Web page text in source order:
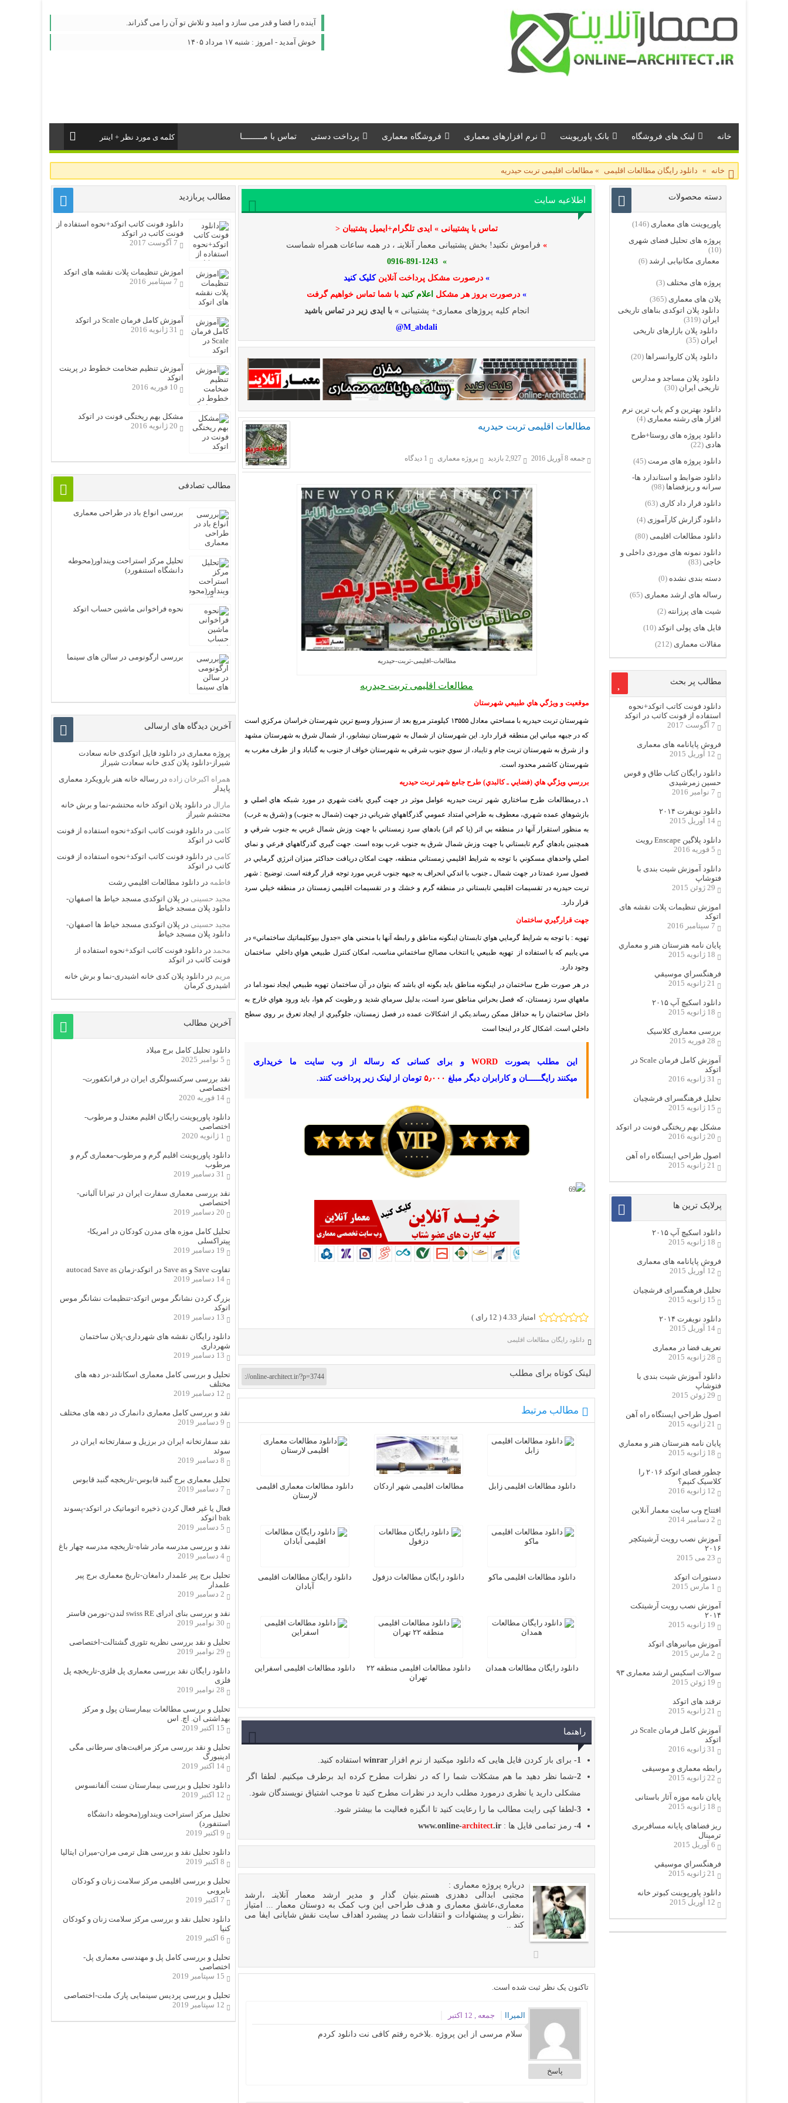
آینده را قضا و قدر می سازد و امید و تلاش تو آن را می گذراند.
خوش آمدید - امروز : شنبه ۱۷ مرداد ۱۴۰۵
خانه لینک های فروشگاه بانک پاورپوینت نرم افزارهای معماری فروشگاه معماری پرداخت دستی تماس با مـــــــــا
خانه » دانلود رایگان مطالعات اقلیمی » مطالعات اقلیمی تربت حيدريه
اطلاعیه سایت
تماس با پشتیبانی » ایدی تلگرام+ایمیل پشتیبان <
» فراموش نکنید! بخش پشتیبانی معمار آنلاینـ ، در همه ساعات همراه شماست
» 0916-891-1243
»درصورت مشکل پرداخت آنلاینکلیک کنید
»درصورت بروز هر مشکل اعلام کنیدبا شما تماس خواهیم گرفت
انجام کلیه پروژهای معماری+ پشتیبانی» با ایدی زیر در تماس باشید
M_abdali@
مطالعات اقلیمی تربت حيدريه
جمعه 8 آوریل 2016 2,927 بازدید پروژه معماری 1 دیدگاه
مطالعات-اقلیمی-تربت-حیدریه
مطالعات اقلیمی تربت حيدريه
موقعيت و ويژگي هاي طبيعي شهرستان
شهرستان تربت حيدريه با مساحتي معادل ۱۳۵۵۵ كيلومتر مربع بعد از سبزوار وسيع ترين شهرستان خراسان مركزي است
كه در جبهه مياني اين منطقه قرار دارد. اين شهرستان از شمال به شهرستان نيشابور، از شمال شرق به شهرستان مشهد
و از شرق به شهرستان تربت جام و تايباد، از سوي جنوب شرقي به شهرستان خواف از جنوب به گناباد و از طرف مغرب به
شهرستان كاشمر محدود است.
بررسي ويژگي هاي (فضايي ـ كالبدي) طرح جامع شهر تربت حيدريه
۱ـ درمطالعات طرح ساختاري شهر تربت حيدريه عوامل موثر در جهت گيري بافت شهري در مورد شبكه هاي اصلي و
بازشوهاي عمده شهري، معطوف به طراحي امتداد عمومي گذرگاههاي شرياني دز جهت (شمال به جنوب) و (شرق به غرب)
به منظور استقرار آنها در منطقه بي اثر (يا كم اثر) بادهاي سرد زمستاني با جهت وزش شمال غربي به جنوب شرقي و
همچنين بادهاي گرم تابستاني با جهت وزش شمال شرق به جنوب غرب بوده است. جهت گيري گذرگاههاي فرعي و نماي
اصلي واحدهاي مسكوني با توجه به شرايط اقليمي زمستاني منطقه، جهت امكان دريافت حداكثر ميزان انرژي گرمايي در
فصول سرد عمدتا در جهت شمال ـ جنوب با اندكي انحراف به جبهه جنوب غربي مورد توجه قرار گرفته است. توضيح : شهر
تربت حيدريه در تقسيمات اقليمي تابستاني در منطقه گرم و خشك و در تقسيمات اقليمي زمستان در منطقه خيلي سرد
قرار دارد.
جهت قرارگيري ساختمان
تهويه : با توجه به شرايط گرمايي هواي تابستان اينگونه مناطق و رابطه آنها با منحني هاي «جدول بيوكليماتيك ساختماني» در
مي يابيم كه با استفاده از تهويه طبيعي يا انتخاب مصالح ساختماني مناسب، امكان كنترل طبيعي هواي داخلي ساختمان
وجود دارد.
در هر صورت طرح ساختمان در اينگونه مناطق بايد بگونه اي باشد كه بتوان در آن ساختمان تهويه طبيعي ايجاد نمود. اما در
ماههاي سرد زمستان، كه فصل بحراني مناطق سرد است، بدليل سرماي شديد و رطوبت كم هوا، بايد ورود هواي خارج به
داخل ساختمان را به حداقل ممكن رساند.يكي از اشكالات عمده در فصل زمستان، جلوگيري از ايجاد تعرق بر روي سطح
داخلي است. اشكال كار در اينجا است
این مطلب بصورتWORD
و برای کسانی که رساله از وب سایت ما خریداری
میکنند رایگــــــان و کارابران دیگر مبلغ ۵٫۰۰۰تومان از لینک زیر پرداخت کنند.
امتیاز 4.33 ( 12 رای )
دانلود رایگان مطالعات اقلیمی
لینک کوتاه برای مطلب
مطالب مرتبط
دانلود مطالعات اقلیمی زابل مطالعات اقلیمی شهر اردکان
دانلود مطالعات معماری اقلیمی
لارستان
دانلود مطالعات اقلیمی ماکو دانلود رایگان مطالعات دزفول
دانلود رایگان مطالعات اقلیمی
آبادان
دانلود رایگان مطالعات همدان
دانلود مطالعات اقلیمی منطقه ۲۲
تهران
دانلود مطالعات اقلیمی اسفراين
راهنما
1- برای باز کردن فایل هایی که دانلود میکنید از نرم افزار winrarاستفاده کنید.
2- شما نظر دهید ما هم مشکلات شما را که در نظرات مطرح کرده اید برطرف میکنیم. لطفا اگر
مشکلی دارید یا نظری درمورد مطلب دارید در نظرات مطرح کنید تا موجب اشتیاق نویسندگان شود.
3- لطفا کپی رایت مطالب ما را رعایت کنید تا انگیزه فعالیت ما بیشتر شود.
4- رمز تمامی فایل ها : www.online-architect.ir
درباره پروژه معماری :
مجتبی ابدالی دهدزی هستم.بنیان گذار و مدیر ارشد معمار آنلاینـ ،ارشد
معماری،عاشق معماری و هدف طراحی این وب کمک به دوستان معمار ... امتیاز
،نظرات و پیشنهادات و انتقادات شما در پیشبرد اهداف سایت نقش شایانی ایفا می
کند ..
تاکنون یک نظر ثبت شده است.
پاسخ
المیراا جمعه , 12 اکتبر
سلام مرسی از این پروژه .بلاخره رفتم کافی نت دانلود کردم
دسته محصولات
پاورپوینت های معماری (146)
پروژه های تحلیل فضای شهری
(10)
معماری مکانیابی ارشد (6)
پروژه های مختلف (3)
پلان های معماری (365)
دانلود پلان اتوکدی بناهای تاریخی
ایران (319)
دانلود پلان بازارهای تاریخی
ایران (35)
دانلود پلان کاروانسراها (20)
دانلود پلان مساجد و مدارس
تاریخی ایران (30)
دانلود بهترین و کم یاب ترین نرم
افزار های رشته معماری (4)
دانلود پروژه های روستا+طرح
هادی (22)
دانلود پروژه های مرمت (45)
دانلود ضوابط و استاندارد ها-
سرانه و ریزفضاها (98)
دانلود قرار داد کاری (63)
دانلود گزارش کارآموزی (4)
دانلود مطالعات اقلیمی (80)
دانلود نمونه های موردی داخلی و
خاجی (83)
دسته بندی نشده (0)
رساله های ارشد معماری (65)
شیت های پرزانته (2)
فایل های پولی اتوکد (10)
مقالات معماری (212)
مطالب پر بحث
دانلود فونت کاتب اتوکد+نحوه
استفاده از فونت کاتب در اتوکد
7 آگوست 2017
فروش پایانامه های معماری
12 آوریل 2015
دانلود رایگان کتاب طاق و قوس
حسین زمرشیدی
7 نوامبر 2016
دانلود نویفرت ۲۰۱۴
14 آوریل 2015
دانلود پلاگین Enscape رویت
5 فوریه 2016
دانلود آموزش شیت بندی با
فتوشاپ
29 ژوئن 2015
اموزش تنظیمات پلات نقشه های
اتوکد
7 سپتامبر 2016
پایان نامه هنرستان هنر و معماري
18 ژانویه 2015
فرهنگسراي موسيقي
21 ژانویه 2015
دانلود اسکیچ آپ ۲۰۱۵
18 ژانویه 2015
بررسی معماری کلاسیک
28 فوریه 2015
آموزش کامل فرمان Scale در
اتوکد
31 ژانویه 2016
تحلیل فرهنگسرای فرشچیان
15 ژانویه 2015
مشکل بهم ریختگی فونت در اتوکد
20 ژانویه 2016
اصول طراحي ایستگاه راه آهن
21 ژانویه 2015
پرلایک ترین ها
دانلود اسکیچ آپ ۲۰۱۵
18 ژانویه 2015
فروش پایانامه های معماری
12 آوریل 2015
تحلیل فرهنگسرای فرشچیان
15 ژانویه 2015
دانلود نویفرت ۲۰۱۴
14 آوریل 2015
تعریف فضا در معماری
28 ژانویه 2015
دانلود آموزش شیت بندی با
فتوشاپ
29 ژوئن 2015
اصول طراحي ایستگاه راه آهن
21 ژانویه 2015
پایان نامه هنرستان هنر و معماري
18 ژانویه 2015
چطور فضای اتوکد ۲۰۱۶ را
کلاسیک کنیم؟
12 ژانویه 2016
افتتاح وب سایت معمار آنلاین
2 دسامبر 2014
آموزش نصب رویت آرشیتکچر
۲۰۱۶
23 می 2015
دستورات اتوکد
1 مارس 2015
آموزش نصب رویت آرشیتکت
۲۰۱۴
19 ژانویه 2015
آموزش میانبرهای اتوکد
2 مارس 2015
سوالات اسکیس ارشد معماری ۹۳
19 ژوئن 2015
ترفند های اتوکد
21 ژانویه 2015
آموزش کامل فرمان Scale در
اتوکد
31 ژانویه 2016
رابطه معماری و موسیقی
22 ژانویه 2015
پایان نامه موزه آثار باستانی
18 ژانویه 2015
ریز فضاهای پایانه مسافربری
ترمینال
6 آوریل 2015
فرهنگسراي موسيقي
21 ژانویه 2015
دانلود پاورپوینت کبوتر خانه
12 آوریل 2015
مطالب پربازدید
دانلود فونت کاتب اتوکد+نحوه استفاده از
فونت کاتب در اتوکد
7 آگوست 2017
اموزش تنظیمات پلات نقشه های اتوکد
7 سپتامبر 2016
آموزش کامل فرمان Scale در اتوکد
31 ژانویه 2016
آموزش تنظیم ضخامت خطوط در پرینت
اتوکد
10 فوریه 2016
مشکل بهم ریختگی فونت در اتوکد
20 ژانویه 2016
مطالب تصادفی
بررسی انواع باد در طراحی معماری
تحلیل مرکز استراحت وینداور(محوطه
دانشگاه استنفورد)
نحوه فراخوانی ماشین حساب اتوکد
بررسی ارگونومی در سالن های سینما
آخرین دیدگاه های ارسالی
پروژه معماری در دانلود فایل اتوکدی خانه سعادت
شیراز-دانلود پلان کدی خانه سعادت شیراز
همراه اکبرخان زاده دررساله خانه هنر بارویکرد معماری
پایدار
مارال در دانلود پلان اتوکد خانه محتشم-نما و برش خانه
محتشم شیراز
کامی در دانلود فونت کاتب اتوکد+نحوه استفاده از فونت
کاتب در اتوکد
کامی در دانلود فونت کاتب اتوکد+نحوه استفاده از فونت
کاتب در اتوکد
فاطمه در دانلود مطالعات اقليمي رشت
مجید حسینی در پلان اتوکدی مسجد خیاط ها اصفهان-
دانلود پلان مسجد خیاط
مجید حسینی در پلان اتوکدی مسجد خیاط ها اصفهان-
دانلود پلان مسجد خیاط
محمد در دانلود فونت کاتب اتوکد+نحوه استفاده از
فونت کاتب در اتوکد
مریم در دانلود پلان کدی خانه اشیدری-نما و برش خانه
اشیدری کرمان
آخرین مطالب
دانلود تحلیل کامل برج میلاد
5 نوامبر 2025
نقد بررسی سرکنسولگری ایران در فرانکفورت-
اختصاصی
14 فوریه 2020
دانلود پاورپوینت رایگان اقلیم معتدل و مرطوب-
اختصاصی
1 ژانویه 2020
دانلود پاورپوینت اقلیم گرم و مرطوب-معماری گرم و
مرطوب
31 دسامبر 2019
نقد بررسی معماری سفارت ایران در تیرانا آلبانی-
اختصاصی
20 دسامبر 2019
تحلیل کامل موزه های مدرن کودکان در امریکا-
پیتراکسلی
19 دسامبر 2019
تفاوت Save و Save as در اتوکد-زمان autocad Save as
14 دسامبر 2019
بزرگ کردن نشانگر موس اتوکد-تنظیمات نشانگر موس
اتوکد
13 دسامبر 2019
دانلود رایگان نقشه های شهرداری-پلان ساختمان
شهرداری
13 دسامبر 2019
تحلیل و بررسی کامل معماری اسکاتلند-در دهه های
مختلف
12 دسامبر 2019
نقد و بررسی کامل معماری دانمارک در دهه های مختلف
9 دسامبر 2019
نقد سفارتخانه ایران در برزیل و سفارتخانه ایران در
سوئد
8 دسامبر 2019
تحلیل معماری برج گنبد قابوس-تاریخچه گنبد قابوس
7 دسامبر 2019
فعال یا غیر فعال کردن ذخیره اتوماتیک در اتوکد-پسوند
bak اتوکد
5 دسامبر 2019
نقد و بررسی مدرسه مادر شاه-تاریخچه مدرسه چهار باغ
4 دسامبر 2019
تحلیل برج پیر علمدار دامغان-تاریخ معماری برج پیر
علمدار
2 دسامبر 2019
نقد و بررسی بنای ادرای swiss RE لندن-نورمن فاستر
30 نوامبر 2019
تحلیل و نقد بررسی نظریه تئوری گشتالت-اختصاصی
29 نوامبر 2019
دانلود رایگان نقد بررسی معماری پل فلزی-تاریخچه پل
فلزی
28 نوامبر 2019
تحلیل و بررسی مطالعات بیمارستان پول و مرکز
بهداشتی ان. اچ. اس
15 اکتبر 2019
تحلیل و نقد بررسی مرکز مراقبت‌های سرطانی مگی
ادینبورگ
14 اکتبر 2019
دانلود تحلیل و بررسی بیمارستان سنت آلفانسوس
12 اکتبر 2019
تحلیل مرکز استراحت وینداور(محوطه دانشگاه
استنفورد)
9 اکتبر 2019
دانلود تحلیل نقد و بررسی هتل ترمی مران-میران ایتالیا
8 اکتبر 2019
تحلیل و بررسی اقلیمی مرکز سلامت زنان و کودکان
نایروبی
7 اکتبر 2019
دانلود تحلیل نقد و بررسی مرکز سلامت زنان و کودکان
کنیا
6 اکتبر 2019
تحلیل و بررسی کامل پل و مهندسی معماری پل-
اختصاصی
15 سپتامبر 2019
تحلیل و بررسی پردیس سینمایی پارک ملت-اختصاصی
12 سپتامبر 2019